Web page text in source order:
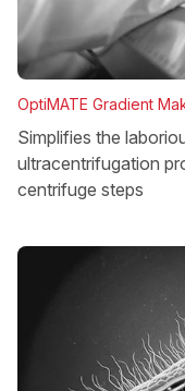
OptiMATE Gradient
Simplifies the
ultracentrifugation
centrifuge steps